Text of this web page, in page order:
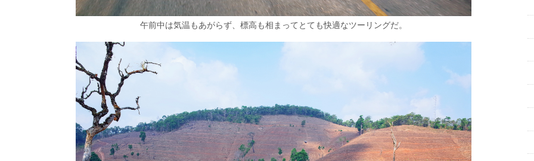
午前中は気温もあがらず、標高も相まってとても快適なツーリングだ。